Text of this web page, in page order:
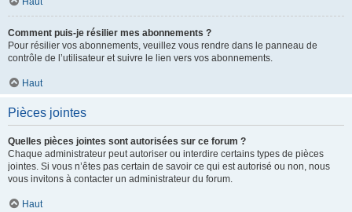
Comment puis-je résilier mes abonnements ?
Pour résilier vos abonnements, veuillez vous rendre dans le panneau de
contrôle de l’utilisateur et suivre le lien vers vos abonnements.
Haut
Pièces jointes
Quelles pièces jointes sont autorisées sur ce forum ?
Chaque administrateur peut autoriser ou interdire certains types de pièces
jointes. Si vous n’êtes pas certain de savoir ce qui est autorisé ou non, nous
vous invitons à contacter un administrateur du forum.
Haut